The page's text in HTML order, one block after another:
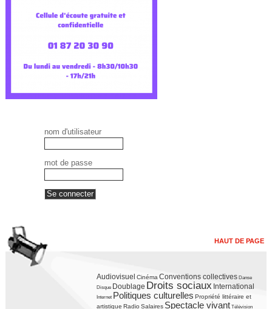
nom d'utilisateur
mot de passe
HAUT DE PAGE
Audiovisuel Cinéma Conventions collectives Danse
Disque Doublage Droits sociaux International
Internet Politiques culturelles Propriété littéraire et
artistique Radio Salaires Spectacle vivant Télévision